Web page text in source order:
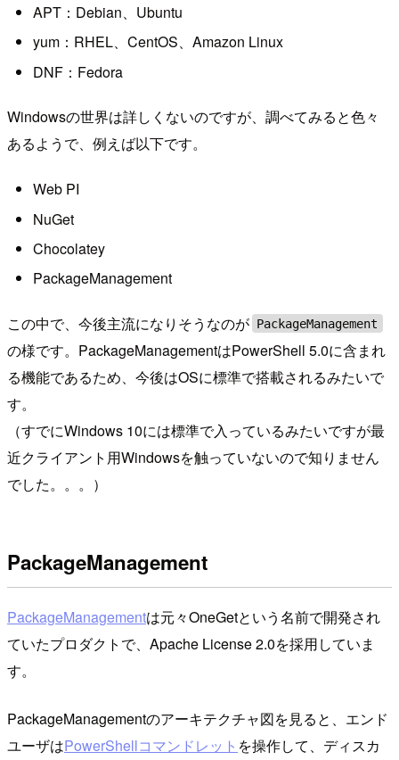
APT：Debian、Ubuntu
yum：RHEL、CentOS、Amazon Linux
DNF：Fedora
Windowsの世界は詳しくないのですが、調べてみると色々
あるようで、例えば以下です。
Web PI
NuGet
Chocolatey
PackageManagement
この中で、今後主流になりそうなのが PackageManagement
の様です。PackageManagementはPowerShell 5.0に含まれ
る機能であるため、今後はOSに標準で搭載されるみたいで
す。
（すでにWindows 10には標準で入っているみたいですが最
近クライアント用Windowsを触っていないので知りません
でした。。。）
PackageManagement
PackageManagementは元々OneGetという名前で開発され
ていたプロダクトで、Apache License 2.0を採用していま
す。
PackageManagementのアーキテクチャ図を見ると、エンド
ユーザはPowerShellコマンドレット を操作して、ディスカ